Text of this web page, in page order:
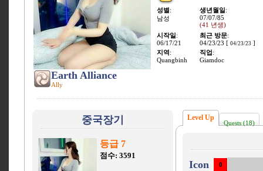
Earth Alliance
Ally
성별 :
남성
생년월일 :
07/07/85
(41 년생)
시작일 :
06/17/21
최근 방문:
04/23/23 [ 04/23/23 ]
지역 :
Quangbinh
직업 :
Giamdoc
중국장기
등급 7
점수: 3591
Level Up
Quests (18)
Icon 0